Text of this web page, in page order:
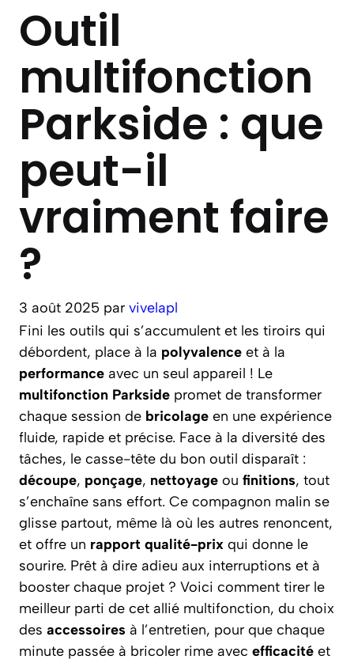
Outil
multifonction
Parkside : que
peut-il
vraiment faire
?
3 août 2025 par vivelapl
Fini les outils qui s’accumulent et les tiroirs qui
débordent, place à la polyvalence et à la
performance avec un seul appareil ! Le
multifonction Parkside promet de transformer
chaque session de bricolage en une expérience
fluide, rapide et précise. Face à la diversité des
tâches, le casse-tête du bon outil disparaît :
découpe, ponçage, nettoyage ou finitions, tout
s’enchaîne sans effort. Ce compagnon malin se
glisse partout, même là où les autres renoncent,
et offre un rapport qualité-prix qui donne le
sourire. Prêt à dire adieu aux interruptions et à
booster chaque projet ? Voici comment tirer le
meilleur parti de cet allié multifonction, du choix
des accessoires à l’entretien, pour que chaque
minute passée à bricoler rime avec efficacité et